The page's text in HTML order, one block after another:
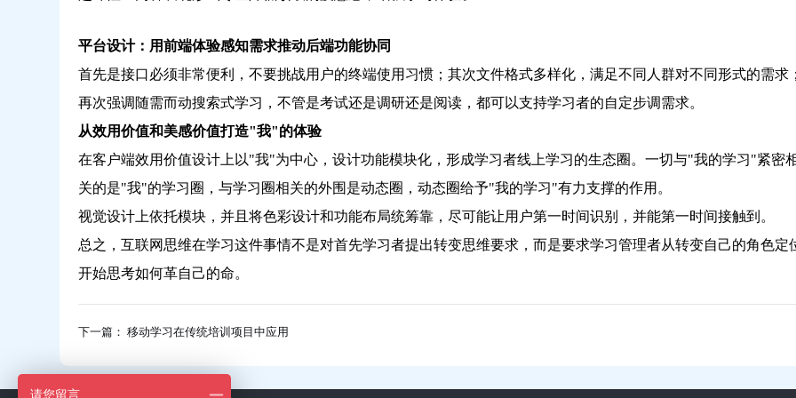
平台设计：用前端体验感知需求推动后端功能协同
首先是接口必须非常便利，不要挑战用户的终端使用习惯；其次文件格式多样化，满足不同人群对不同形式的需求；
再次强调随需而动搜索式学习，不管是考试还是调研还是阅读，都可以支持学习者的自定步调需求。
从效用价值和美感价值打造"我"的体验
在客户端效用价值设计上以"我"为中心，设计功能模块化，形成学习者线上学习的生态圈。一切与"我的学习"紧密
关的是"我"的学习圈，与学习圈相关的外围是动态圈，动态圈给予"我的学习"有力支撑的作用。
视觉设计上依托模块，并且将色彩设计和功能布局统筹靠，尽可能让用户第一时间识别，并能第一时间接触到。
总之，互联网思维在学习这件事情不是对首先学习者提出转变思维要求，而是要求学习管理者从转变自己的角色定
开始思考如何革自己的命。
下一篇： 移动学习在传统培训项目中应用
请您留言